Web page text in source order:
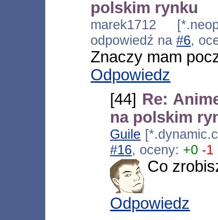
polskim rynku
marek1712
odpowiedź na#6,
Znaczy mam
Odpowiedz
[44] Re:
na polskim
Guile
#16, oceny: +0 -1
Co
Odpowiedz